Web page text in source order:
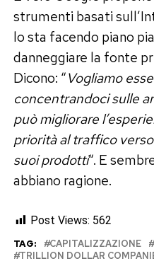
strumenti basati
lo sta facendo piano
danneggiare la fonte
Dicono: “Vogliamo
concentrandoci sulle
può migliorare
priorità al traffico
suoi prodotti“. E
abbiano ragione.
Post Views: 562
TAG: CAPITALIZZAZIONE
TRILLION DOLLAR